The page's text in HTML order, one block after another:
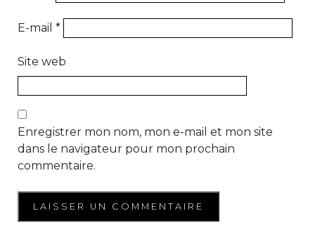
E-mail *
Site web
Enregistrer mon nom, mon e-mail et mon site
dans le navigateur pour mon prochain
commentaire.